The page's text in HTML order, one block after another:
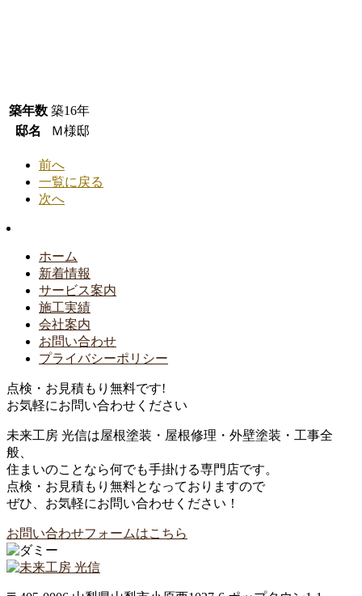
築年数 築16年
邸名
Ｍ様邸
前へ
一覧に戻る
次へ
ホーム
新着情報
サービス案内
施工実績
会社案内
お問い合わせ
プライバシーポリシー
点検・お見積もり無料です!
お気軽にお問い合わせください
未来工房 光信は屋根塗装・屋根修理・外壁塗装・工事全
般、
住まいのことなら何でも手掛ける専門店です。
点検・お見積もり無料となっておりますので
ぜひ、お気軽にお問い合わせください！
お問い合わせフォームはこちら